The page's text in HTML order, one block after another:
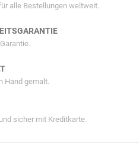
alle Bestellungen weltweit.
Hand gemalt.
sicher mit Kreditkarte.